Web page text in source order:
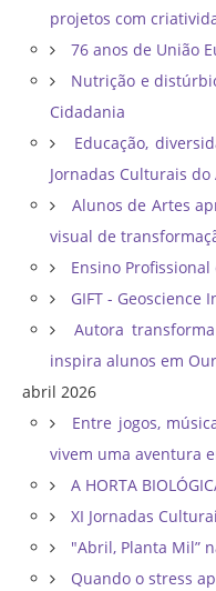
projetos com
76 anos de União
Nutrição e
Cidadania
Educação,
Jornadas Culturais
Alunos de Artes
visual de
Ensino
GIFT - Geoscience
Autora
inspira alunos em
abril 2026
Entre jogos,
vivem uma aventura
A HORTA
XI Jornadas
"Abril, Planta Mil”
Quando o stress